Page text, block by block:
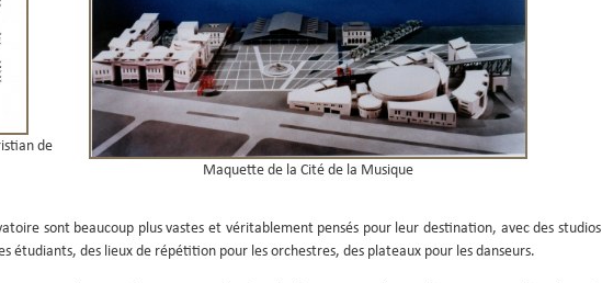
de
Maquette de la Cité de la Musique
sont beaucoup plus vastes et véritablement pensés pour leur destination, avec des studios
étudiants, des lieux de répétition pour les orchestres, des plateaux pour les danseurs.